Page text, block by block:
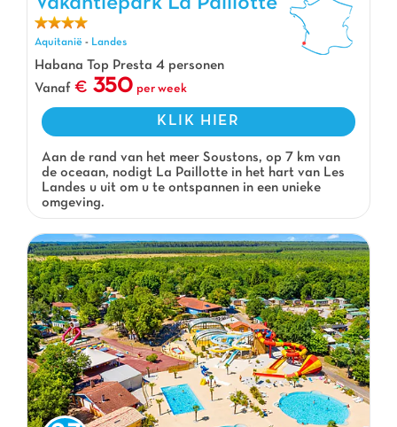
Aquitanië - Landes
Habana Top Presta 4 personen
Vanaf
350 per week
KLIK HIER
Aan de rand van het meer Soustons, op 7 km van
de oceaan, nodigt La Paillotte in het hart van Les
Landes u uit om u te ontspannen in een unieke
omgeving.